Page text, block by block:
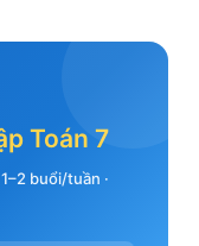
Toán 7
buổi/tuần ·